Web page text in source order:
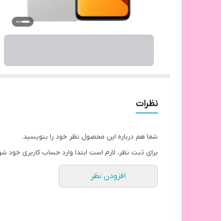
نظرات
شما هم درباره این محصول نظر خود را بنویسید.
برای ثبت نظر، لازم است ابتدا وارد حساب کاربری خود
افزودن نظر